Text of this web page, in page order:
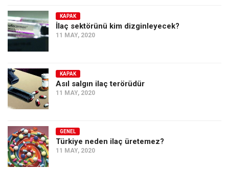
Düşünce
Dosyalar
KAPAK
İlaç sektörünü kim dizginleyecek?
11 MAY, 2020
KAPAK
Asıl salgın ilaç terörüdür
11 MAY, 2020
GENEL
Türkiye neden ilaç üretemez?
11 MAY, 2020